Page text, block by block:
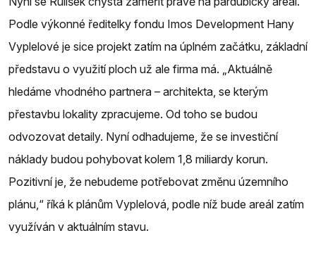
Podle výkonné ředitelky fondu Imos Development Hany
Vyplelové je sice projekt zatím na úplném začátku, základní
představu o využití ploch už ale firma má. „Aktuálně
hledáme vhodného partnera – architekta, se kterým
přestavbu lokality zpracujeme. Od toho se budou
odvozovat detaily. Nyní odhadujeme, že se investiční
náklady budou pohybovat kolem 1,8 miliardy korun.
Pozitivní je, že nebudeme potřebovat změnu územního
plánu,“ říká k plánům Vyplelová, podle níž bude areál zatím
využíván v aktuálním stavu.